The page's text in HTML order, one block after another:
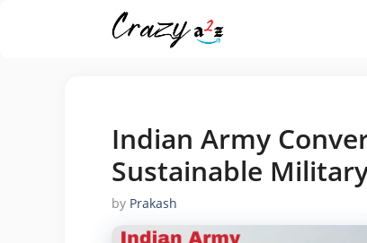
Indian Army
Sustainable
by Prakash